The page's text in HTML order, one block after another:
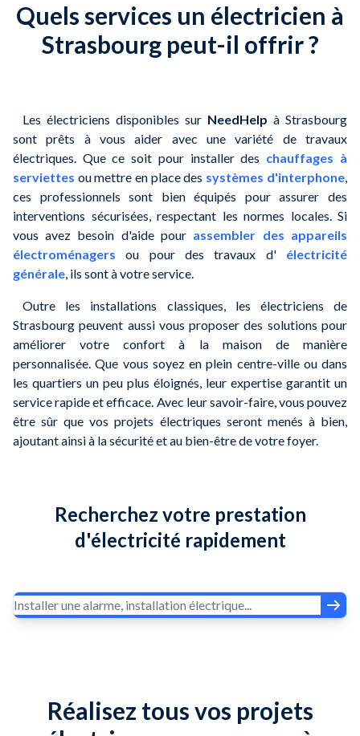
Quels services un électricien à
Strasbourg peut-il offrir ?
Les électriciens disponibles sur NeedHelp à Strasbourg
sont prêts à vous aider avec une variété de travaux
électriques. Que ce soit pour installer des chauffages à
serviettes ou mettre en place des systèmes d'interphone,
ces professionnels sont bien équipés pour assurer des
interventions sécurisées, respectant les normes locales. Si
vous avez besoin d'aide pour assembler des appareils
électroménagers ou pour des travaux d' électricité
générale, ils sont à votre service.
Outre les installations classiques, les électriciens de
Strasbourg peuvent aussi vous proposer des solutions pour
améliorer votre confort à la maison de manière
personnalisée. Que vous soyez en plein centre-ville ou dans
les quartiers un peu plus éloignés, leur expertise garantit un
service rapide et efficace. Avec leur savoir-faire, vous pouvez
être sûr que vos projets électriques seront menés à bien,
ajoutant ainsi à la sécurité et au bien-être de votre foyer.
Recherchez votre prestation
d'électricité rapidement
Réalisez tous vos projets